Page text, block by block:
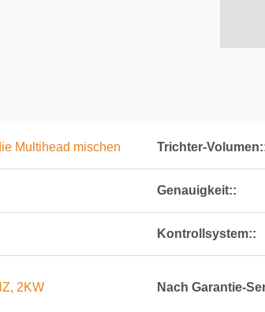
Multihead mischen Trichter-
Genauigkeit::
Kontrollsystem::
2KW Nach Garantie-